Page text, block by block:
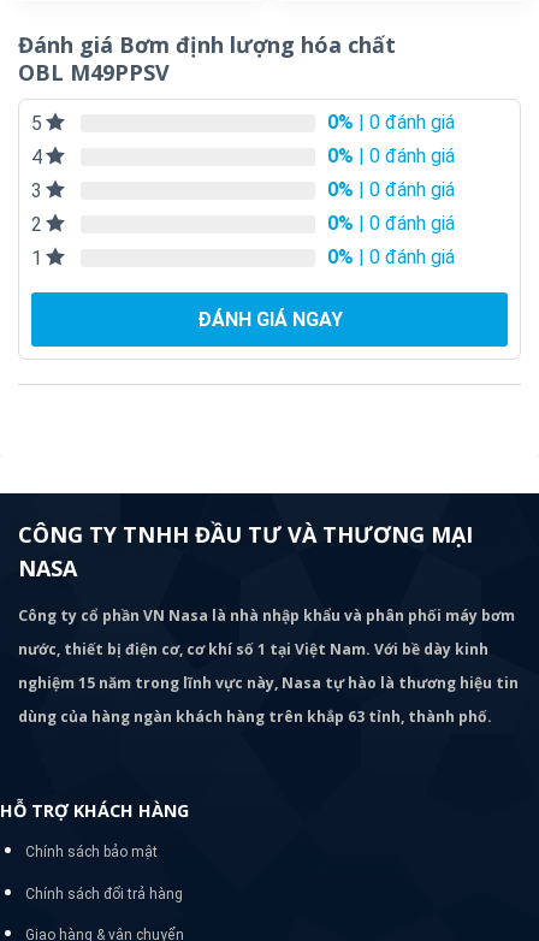
Đánh giá Bơm định lượng hóa chất
OBL M49PPSV
5 0% | 0 đánh giá
4
0% | 0 đánh giá
3
0% | 0 đánh giá
2
0% | 0 đánh giá
1
0% | 0 đánh giá
ĐÁNH GIÁ NGAY
CÔNG TY TNHH ĐẦU TƯ VÀ THƯƠNG MẠI
NASA
Công ty cổ phần VN Nasa là nhà nhập khẩu và phân phối máy bơm
nước, thiết bị điện cơ, cơ khí số 1 tại Việt Nam. Với bề dày kinh
nghiệm 15 năm trong lĩnh vực này, Nasa tự hào là thương hiệu tin
dùng của hàng ngàn khách hàng trên khắp 63 tỉnh, thành phố.
HỖ TRỢ KHÁCH HÀNG
Chính sách bảo mật
Chính sách đổi trả hàng
Giao hàng & vận chuyển